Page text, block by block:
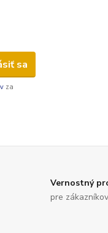
sa
za
Vernostný
pre zákazníkov